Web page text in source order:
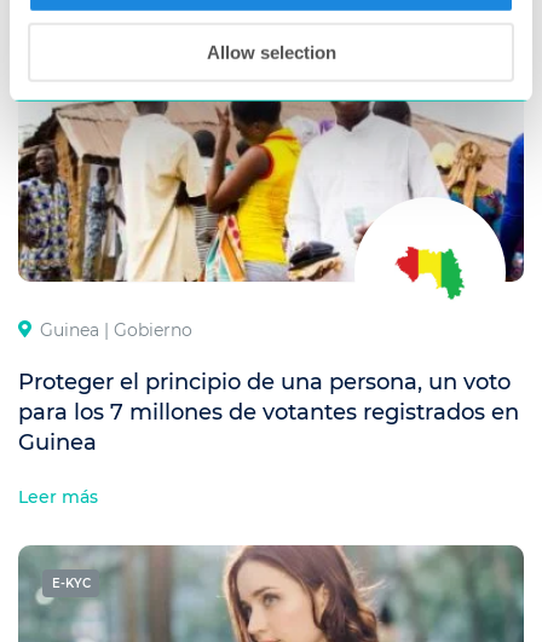
Allow selection
Guinea | Gobierno
Proteger el principio de una persona, un voto
para los 7 millones de votantes registrados en
Guinea
Leer más
E-KYC